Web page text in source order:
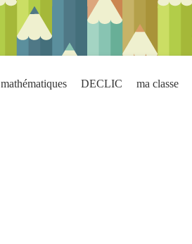
mathématiques DECLIC ma classe